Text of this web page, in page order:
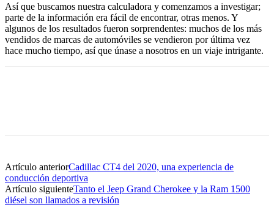
Así que buscamos nuestra calculadora y comenzamos a investigar;
parte de la información era fácil de encontrar, otras menos. Y
algunos de los resultados fueron sorprendentes: muchos de los más
vendidos de marcas de automóviles se vendieron por última vez
hace mucho tiempo, así que únase a nosotros en un viaje intrigante.
Artículo anteriorCadillac CT4 del 2020, una experiencia de
conducción deportiva
Artículo siguienteTanto el Jeep Grand Cherokee y la Ram 1500
diésel son llamados a revisión